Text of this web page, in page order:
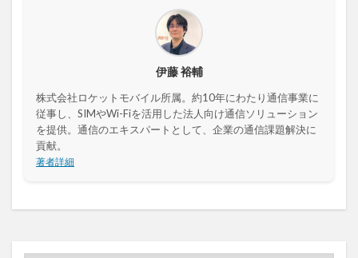
伊藤 裕輔
株式会社ロケットモバイル所属。約10年にわたり通信事業に
従事し、SIMやWi-Fiを活用した法人向け通信ソリューション
を提供。通信のエキスパートとして、企業の通信課題解決に
貢献。
著者詳細